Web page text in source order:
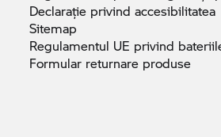
Declarație privindaccesibilitatea
Sitemap
Regulamentul UE privind
Formular returnare produse